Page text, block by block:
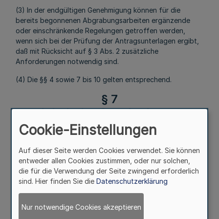
(3) In der endgültigen Genehmigung können für die
bereits begonnenen Abgrabungsarbeiten ergänzende
oder einschränkende Regelungen getroffen werden,
wenn sich bei der Prüfung der Antragsunterlagen ergibt,
daß mit Rücksicht auf § 3 Abs. 2 zusätzliche
Anforderungen notwendig sind.
(4) Die §§ 4 sowie 7 bis 10 gelten entsprechend.
§ 7
Inhalt der Genehmigung
Fußnoten
(1) Die Genehmigung ist für ein bestimmtes Gebiet und für
Cookie-Einstellungen
Auf dieser Seite werden Cookies verwendet. Sie können
entweder allen Cookies zustimmen, oder nur solchen,
die für die Verwendung der Seite zwingend erforderlich
sind. Hier finden Sie die Datenschutzerklärung
Nur notwendige Cookies akzeptieren